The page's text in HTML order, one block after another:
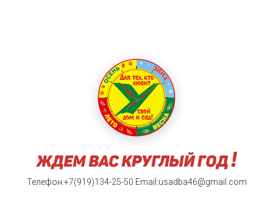
Телефон:+7(919)134-25-50 Email:usadba46@gmail.com